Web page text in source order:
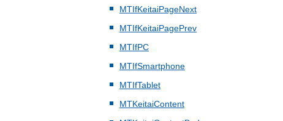
MTIfKeitaiPageNext
MTIfKeitaiPagePrev
MTIfPC
MTIfSmartphone
MTIfTablet
MTKeitaiContent